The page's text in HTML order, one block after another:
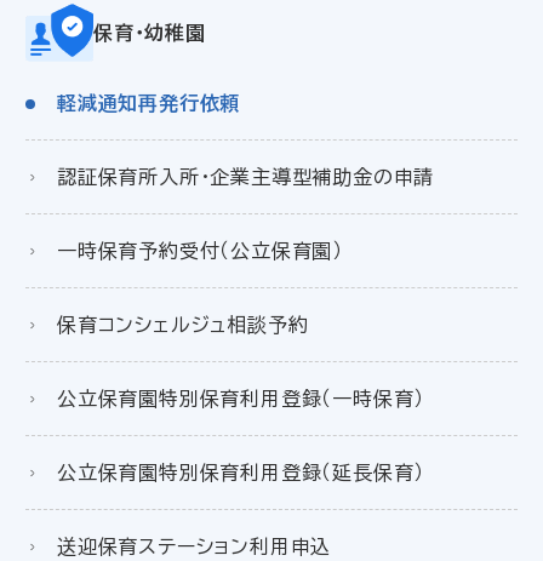
保育・幼稚園
軽減通知再発行依頼
認証保育所入所・企業主導型補助金の申請
一時保育予約受付（公立保育園）
保育コンシェルジュ相談予約
公立保育園特別保育利用登録（一時保育）
公立保育園特別保育利用登録（延長保育）
送迎保育ステーション利用申込